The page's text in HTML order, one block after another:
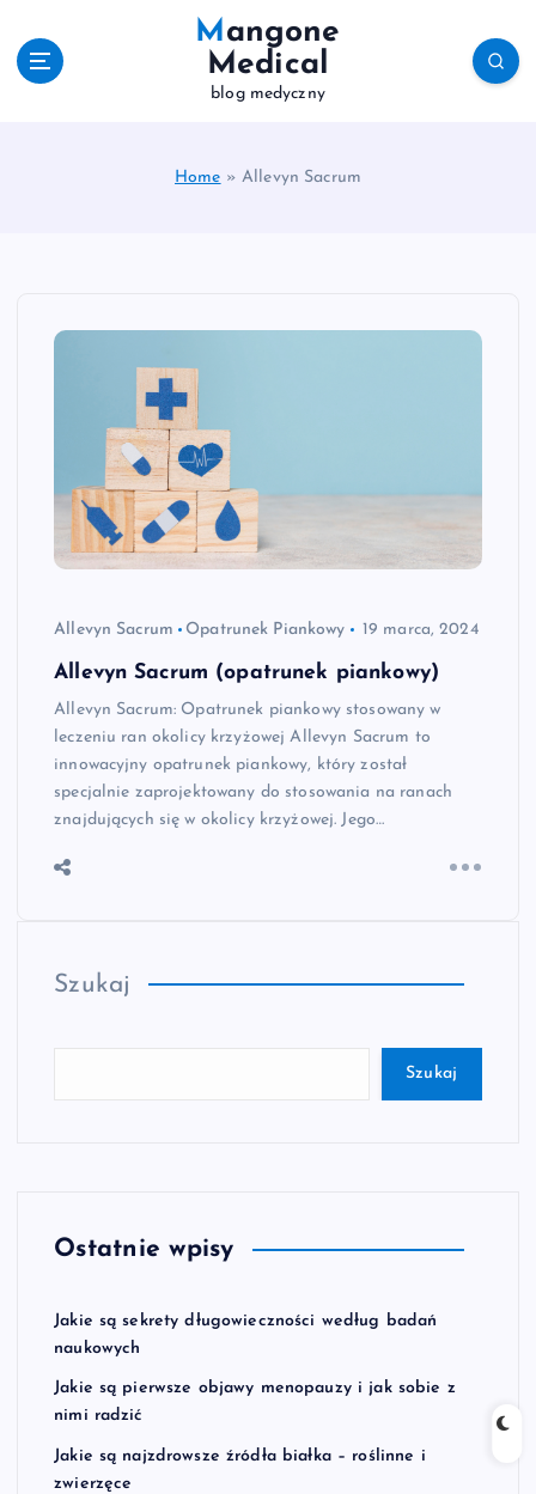
Mangone
Medical
blog medyczny
Home »Allevyn Sacrum
Allevyn Sacrum Opatrunek Piankowy 19 marca, 2024
Allevyn Sacrum (opatrunek piankowy)
Allevyn Sacrum: Opatrunek piankowy stosowany w
leczeniu ran okolicy krzyżowej Allevyn Sacrum to
innowacyjny opatrunek piankowy, który został
specjalnie zaprojektowany do stosowania na ranach
znajdujących się w okolicy krzyżowej. Jego…
Szukaj
Szukaj
Ostatnie wpisy
Jakie są sekrety długowieczności według badań
naukowych
Jakie są pierwsze objawy menopauzy i jak sobie z
nimi radzić
Jakie są najzdrowsze źródła białka – roślinne i
zwierzęce